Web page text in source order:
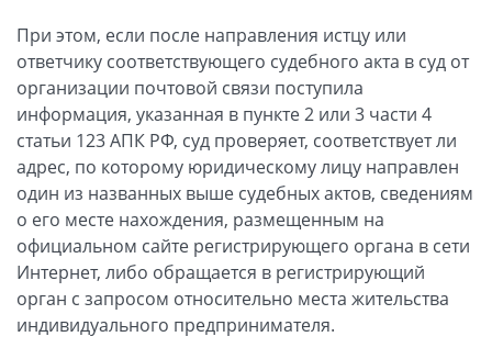
При этом, если после направления истцу или
ответчику соответствующего судебного акта в суд от
организации почтовой связи поступила
информация, указанная в пункте 2 или 3 части 4
статьи 123 АПК РФ, суд проверяет, соответствует ли
адрес, по которому юридическому лицу направлен
один из названных выше судебных актов, сведениям
о его месте нахождения, размещенным на
официальном сайте регистрирующего органа в сети
Интернет, либо обращается в регистрирующий
орган с запросом относительно места жительства
индивидуального предпринимателя.